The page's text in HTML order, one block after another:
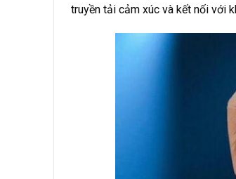
truyền tải cảm xúc và kết nối với